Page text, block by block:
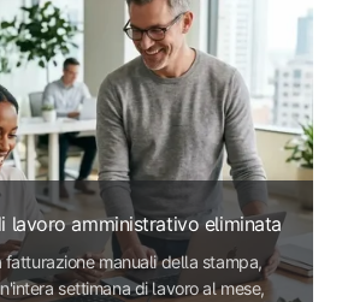
lavoro amministrativo eliminata
fatturazione manuali della stampa,
settimana di lavoro al mese,